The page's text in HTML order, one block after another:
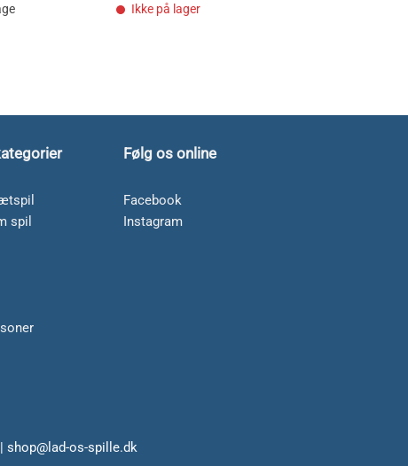
Ikke på lager
spil
Følg os online
Facebook
Instagram
shop@lad-os-spille.dk